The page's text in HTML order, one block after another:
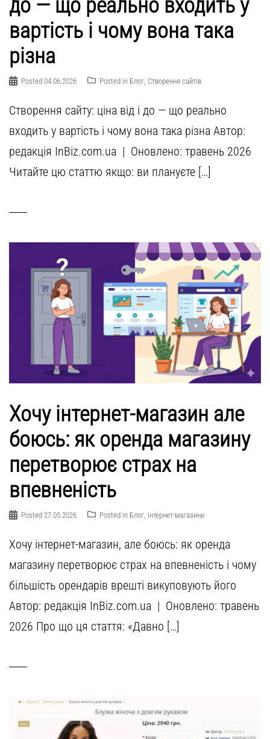
до — що реально входить у
вартість і чому вона така
різна
Posted 04.06.2026 Posted in Блог, Створення сайтів
Створення сайту: ціна від і до — що реально
входить у вартість і чому вона така різна Автор:
редакція InBiz.com.ua | Оновлено: травень 2026
Читайте цю статтю якщо: ви плануєте […]
Хочу інтернет-магазин але
боюсь: як оренда магазину
перетворює страх на
впевненість
Posted 27.05.2026 Posted in Блог Інтернет-магазини
Хочу інтернет-магазин, але боюсь: як оренда
магазину перетворює страх на впевненість і чому
більшість орендарів врешті викуповують його
Автор: редакція InBiz.com.ua | Оновлено: травень
2026 Про що ця стаття: «Давно […]